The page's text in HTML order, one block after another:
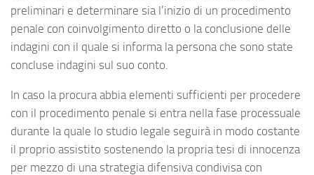
preliminari e determinare sia l’inizio di un procedimento
penale con coinvolgimento diretto o la conclusione delle
indagini con il quale si informa la persona che sono state
concluse indagini sul suo conto.
In caso la procura abbia elementi sufficienti per procedere
con il procedimento penale si entra nella fase processuale
durante la quale lo studio legale seguirà in modo costante
il proprio assistito sostenendo la propria tesi di innocenza
per mezzo di una strategia difensiva condivisa con